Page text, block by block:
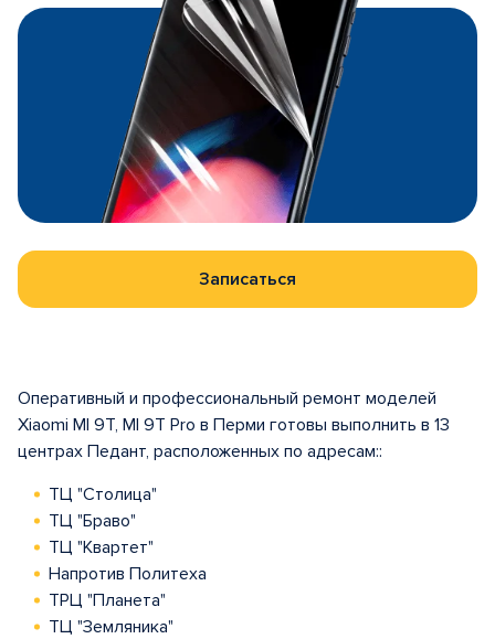
Записаться
Оперативный и профессиональный ремонт моделей
Xiaomi MI 9T, MI 9T Pro в Перми готовы выполнить в 13
центрах Педант, расположенных по адресам::
ТЦ "Столица"
ТЦ "Браво"
ТЦ "Квартет"
Напротив Политеха
ТРЦ "Планета"
ТЦ "Земляника"